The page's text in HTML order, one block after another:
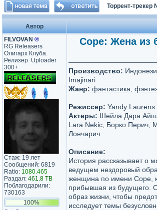
Торрент-трекер
Автор
FILVOVAN ®
RG Releasers
Олигарх Клуба.
Релизер. Uploader
300+
Стаж: 19 лет
Сообщений: 6819
Ratio: 1080.465
Раздал: 461.8 TB
Поблагодарили:
730163
100%
Соре: Жена из
Производство:
Imajinari
Жанр: фантастика
Режиссер: Yandy Laurens
Актеры: Шейла Дара
Lara Nekic, Борко Перич,
Лончарич
Описание:
История рассказывает о
ведущем нездоровый
женщина по имени Соре,
прибывшая из будущего.
образ жизни, чтобы
исследует темы